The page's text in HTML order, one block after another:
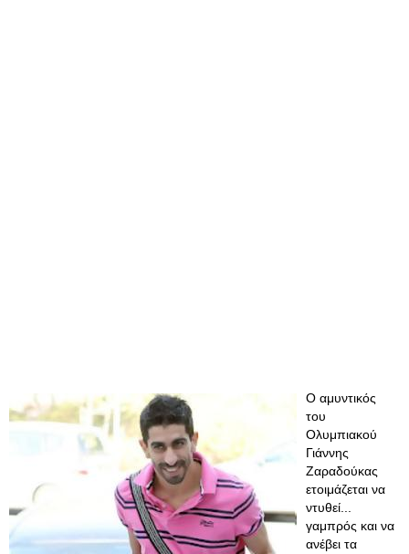
Ο αμυντικός
του
Ολυμπιακού
Γιάννης
Ζαραδούκας
ετοιμάζεται να
ντυθεί...
γαμπρός και να
ανέβει τα